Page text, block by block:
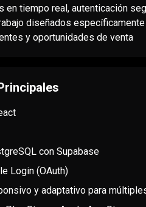
en tiempo real, autenticación
diseñados
y oportunidades de venta
con Supabase
Login (OAuth)
y adaptativo para